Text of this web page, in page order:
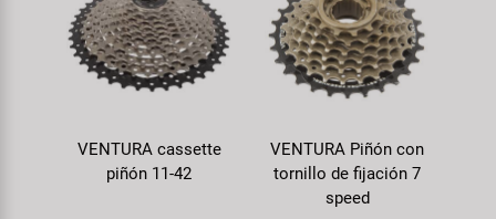
VENTURA cassette
piñón 11-42
VENTURA Piñón con
tornillo de fijación 7
speed